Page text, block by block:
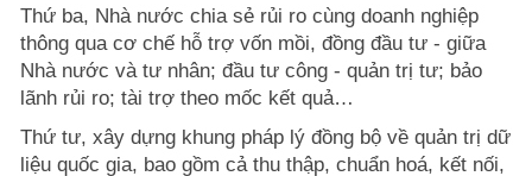
Thứ ba, Nhà nước chia sẻ rủi ro cùng doanh nghiệp
thông qua cơ chế hỗ trợ vốn mồi, đồng đầu tư - giữa
Nhà nước và tư nhân; đầu tư công - quản trị tư; bảo
lãnh rủi ro; tài trợ theo mốc kết quả…
Thứ tư, xây dựng khung pháp lý đồng bộ về quản trị dữ
liệu quốc gia, bao gồm cả thu thập, chuẩn hoá, kết nối,